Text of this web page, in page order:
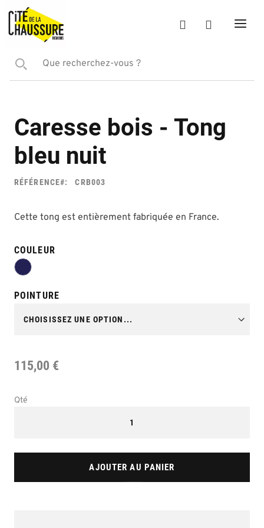
Caresse bois - Tong
bleu nuit
RÉFÉRENCE CRB003
Cette tong est entièrement fabriquée en France.
COULEUR
POINTURE
115,00 €
Qté
AJOUTER AU PANIER